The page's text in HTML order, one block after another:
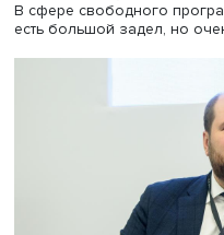
Безусловно, так и
история будет
развитию цифровой
запущена программа
Впервые в истории
были выделены деньги
места в сфере
эффективной, в
создан «цифровой